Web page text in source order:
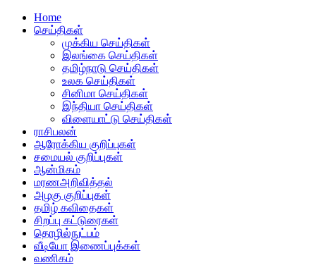
Home
செய்திகள்
முக்கிய செய்திகள்
இலங்கை செய்திகள்
தமிழ்நாடு செய்திகள்
உலக செய்திகள்
சினிமா செய்திகள்
இந்தியா செய்திகள்
விளையாட்டு செய்திகள்
ராசிபலன்
ஆரோக்கிய குறிப்புகள்
சமையல் குறிப்புகள்
ஆன்மிகம்
மரணஅறிவித்தல்
அழகு குறிப்புகள்
தமிழ் கவிதைகள்
சிறப்பு கட்டுரைகள்
தொழில்நுட்பம்
வீடியோ இணைப்புக்கள்
வணிகம்